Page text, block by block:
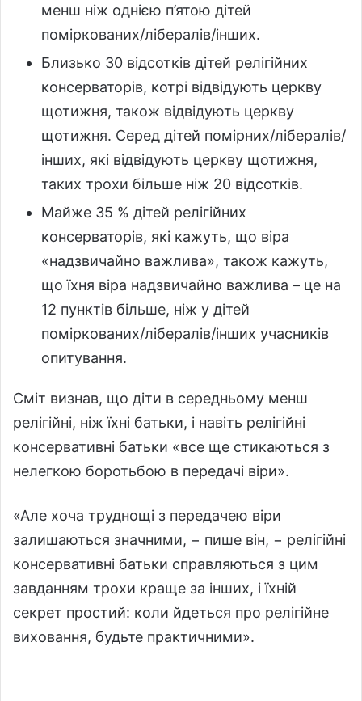
менш ніж однією п’ятою дітей
поміркованих/лібералів/інших.
Близько 30 відсотків дітей релігійних
консерваторів, котрі відвідують церкву
щотижня, також відвідують церкву
щотижня. Серед дітей помірних/лібералів/
інших, які відвідують церкву щотижня,
таких трохи більше ніж 20 відсотків.
Майже 35 % дітей релігійних
консерваторів, які кажуть, що віра
«надзвичайно важлива», також кажуть,
що їхня віра надзвичайно важлива – це на
12 пунктів більше, ніж у дітей
поміркованих/лібералів/інших учасників
опитування.
Сміт визнав, що діти в середньому менш
релігійні, ніж їхні батьки, і навіть релігійні
консервативні батьки «все ще стикаються з
нелегкою боротьбою в передачі віри».
«Але хоча труднощі з передачею віри
залишаються значними, − пише він, − релігійні
консервативні батьки справляються з цим
завданням трохи краще за інших, і їхній
секрет простий: коли йдеться про релігійне
виховання, будьте практичними».